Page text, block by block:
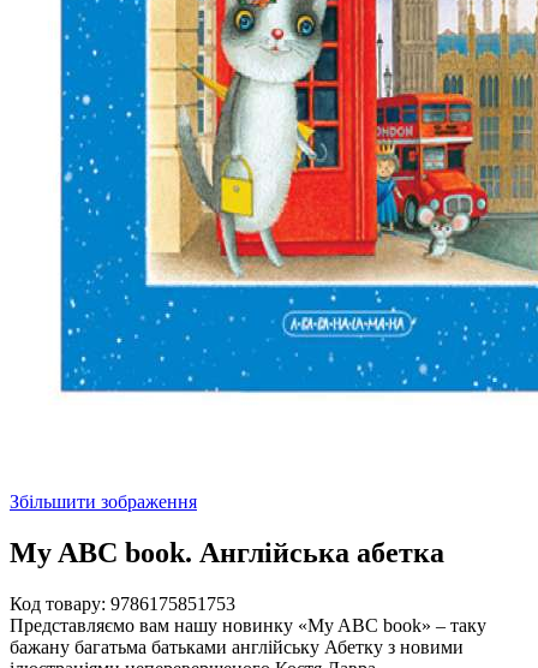
Збільшити зображення
My ABC book. Англійська абетка
Код товару: 9786175851753
Представляємо вам нашу новинку «My ABC book» – таку
бажану багатьма батьками англійську Абетку з новими